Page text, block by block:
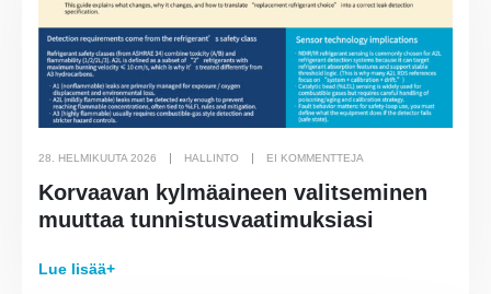
28. HELMIKUUTA 2026 HALLINTO EI KOMMENTTEJA
Korvaavan kylmäaineen valitseminen
muuttaa tunnistusvaatimuksiasi
Lue lisää+